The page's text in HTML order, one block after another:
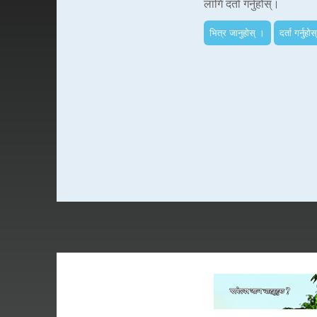
भित्र जानुहोस् । दर्ता गर्नुहोस्